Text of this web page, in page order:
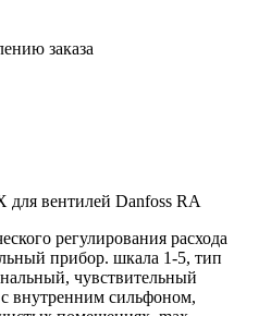
заказа
для вентилей Danfoss RA
регулирования расхода
прибор. шкала 1-5, тип
чувствительный
внутренним сильфоном,